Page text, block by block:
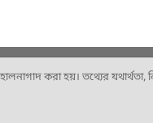
করা হয়। তথ্যের যথার্থতা,